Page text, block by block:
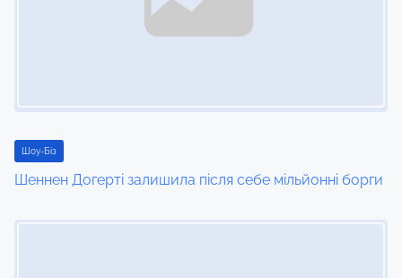
Шоу-Біз
Шеннен Догерті залишила після себе мільйонні борги